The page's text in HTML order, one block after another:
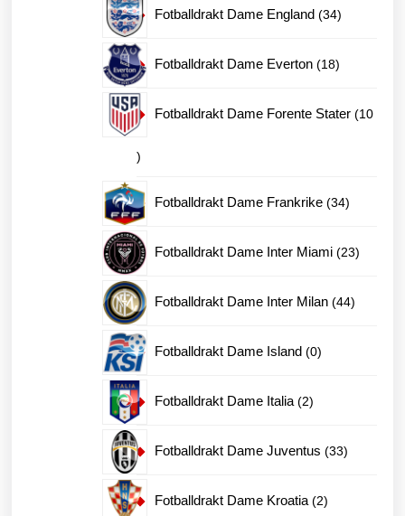
Fotballdrakt Dame England 3434
Fotballdrakt Dame Everton 1818
Fotballdrakt Dame Forente Stater 10
10
produkter
Fotballdrakt Dame Frankrike 3434
Fotballdrakt Dame Inter Miami 2323
Fotballdrakt Dame Inter Milan 4444
Fotballdrakt Dame Island 00
Fotballdrakt Dame Italia 22
Fotballdrakt Dame Juventus 3333
Fotballdrakt Dame Kroatia 22